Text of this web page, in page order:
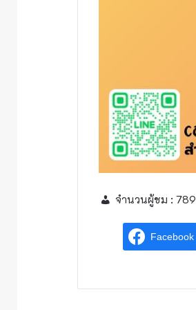
จำนวนผู้ชม : 789
Facebook